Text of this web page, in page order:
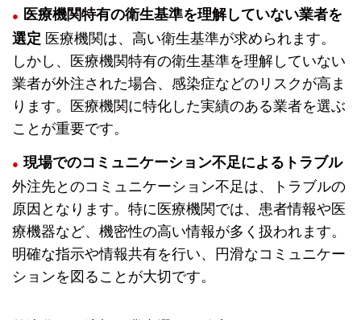
医療機関特有の衛生基準を理解していない業者を
選定 医療機関は、高い衛生基準が求められます。
しかし、医療機関特有の衛生基準を理解していない
業者が外注された場合、感染症などのリスクが高ま
ります。医療機関に特化した実績のある業者を選ぶ
ことが重要です。
現場でのコミュニケーション不足によるトラブル
外注先とのコミュニケーション不足は、トラブルの
原因となります。特に医療機関では、患者情報や医
療機器など、機密性の高い情報が多く扱われます。
明確な指示や情報共有を行い、円滑なコミュニケー
ションを図ることが大切です。